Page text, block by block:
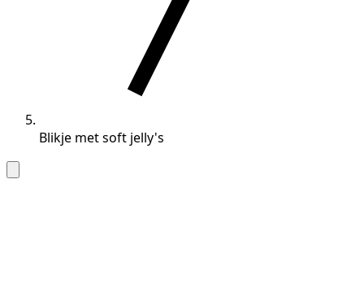
Blikje met soft jelly's